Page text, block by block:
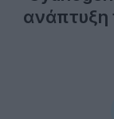
ανάπτυξη